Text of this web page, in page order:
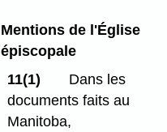
Mentions de l'Église
épiscopale
11(1)
Dans les
documents faits au
Manitoba,